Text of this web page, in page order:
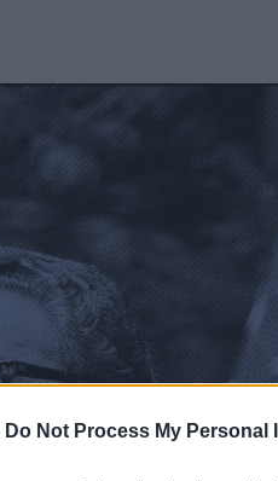
Do Not Process My Personal